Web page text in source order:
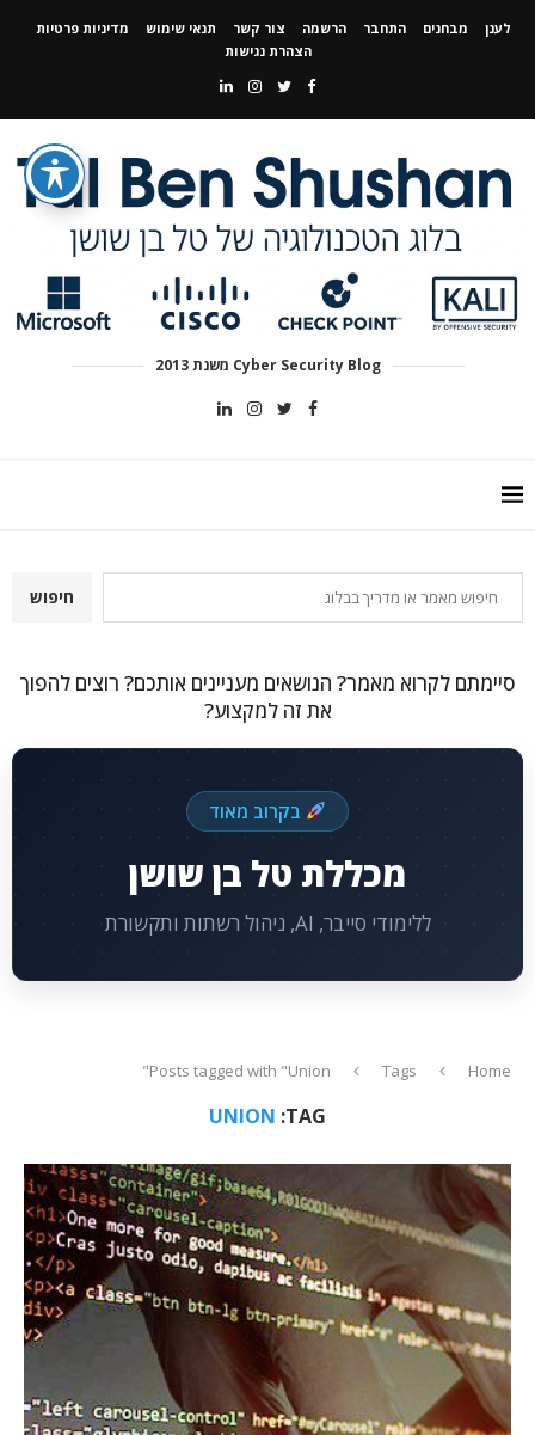
לענן מבחנים התחבר הרשמה צור קשר תנאי שימוש
מדיניות פרטיות
הצהרת נגישות
Cyber Security Blog משנת 2013
חיפוש
סיימתם לקרוא מאמר? הנושאים מעניינים אותכם? רוצים להפוך
את זה למקצוע?
בקרוב מאוד
מכללת טל בן שושן
ללימודי סייבר, AI, ניהול רשתות ותקשורת
Home
Tags
Posts tagged with "Union"
TAG:
UNION